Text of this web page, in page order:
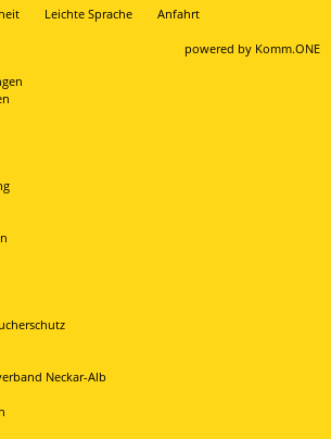
Leichte Sprache Anfahrt
powered by Komm.ONE
Neckar-Alb